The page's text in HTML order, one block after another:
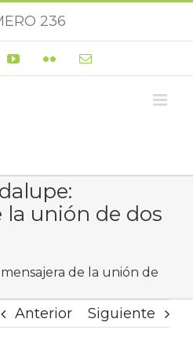
236
YouTubeFlickr Correo
la unión de dos
de la unión de
Anterior Siguiente